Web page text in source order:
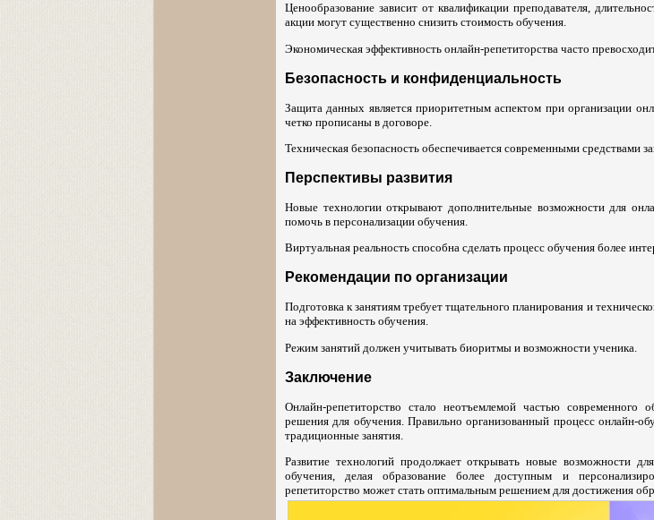
Ценообразование зависит от квалификации преподавателя,
акции могут существенно снизить стоимость обучения.
Экономическая эффективность онлайн-репетиторства часто
Безопасность и конфиденциальность
Защита данных является приоритетным аспектом при организации
четко прописаны в договоре.
Техническая безопасность обеспечивается современными средствами
Перспективы развития
Новые технологии открывают дополнительные возможности для
помочь в персонализации обучения.
Виртуальная реальность способна сделать процесс обучения более
Рекомендации по организации
Подготовка к занятиям требует тщательного планирования и
на эффективность обучения.
Режим занятий должен учитывать биоритмы и возможности ученика.
Заключение
Онлайн-репетиторство стало неотъемлемой частью современного
решения для обучения. Правильно организованный процесс онлайн-
традиционные занятия.
Развитие технологий продолжает открывать новые возможности
обучения, делая образование более доступным и
репетиторство может стать оптимальным решением для достижения